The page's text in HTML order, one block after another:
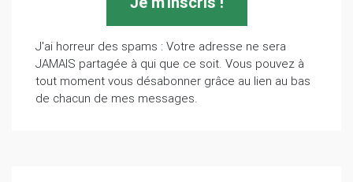
J'ai horreur des spams : Votre adresse ne sera
JAMAIS partagée à qui que ce soit. Vous pouvez à
tout moment vous désabonner grâce au lien au bas
de chacun de mes messages.